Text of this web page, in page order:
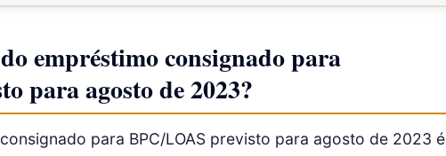
empréstimo consignado para
para agosto de 2023?
para BPC/LOAS previsto para agosto de 2023 é